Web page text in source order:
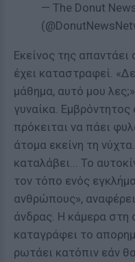
— The Donut
Εκείνος της απαντάει
έχει καταστραφεί.
μάθημα, αυτό μου
γυναίκα. Εμβρόντητος
πρόκειται να πάει
άτομα εκείνη τη
καταλάβει... Το
τον τόπο ενός
ανθρώπους»,
άνδρας. Η κάμερα στη
καταγράφει το
ρωτάει κατόπιν εάν